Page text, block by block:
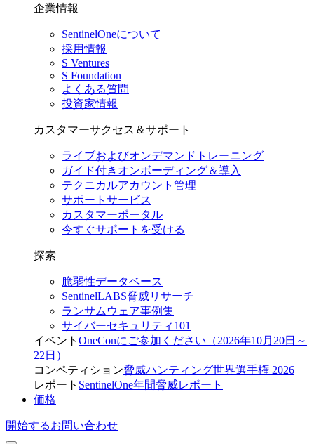
企業情報
SentinelOneについて
採用情報
S Ventures
S Foundation
よくある質問
投資家情報
カスタマーサクセス＆サポート
ライブおよびオンデマンドトレーニング
ガイド付きオンボーディング＆導入
テクニカルアカウント管理
サポートサービス
カスタマーポータル
今すぐサポートを受ける
探索
脆弱性データベース
SentinelLABS脅威リサーチ
ランサムウェア事例集
サイバーセキュリティ101
イベント OneConにご参加ください（2026年10月20日～
22日）
コンペティション脅威ハンティング世界選手権 2026
レポート SentinelOne年間脅威レポート
価格
開始するお問い合わせ